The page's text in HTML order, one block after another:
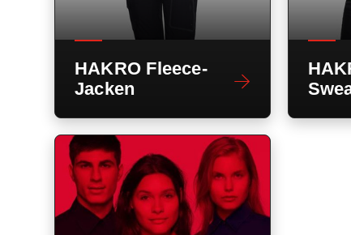
HAKRO Fleece-
Jacken